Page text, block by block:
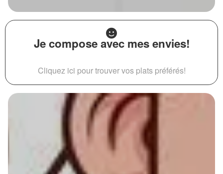
Je compose avec mes envies!
Cliquez ici pour trouver vos plats préférés!